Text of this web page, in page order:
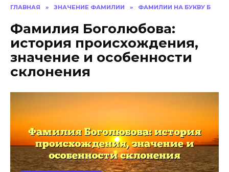
ГЛАВНАЯ » ЗНАЧЕНИЕ ФАМИЛИИ » ФАМИЛИИ НА БУКВУ Б
Фамилия Боголюбова:
история происхождения,
значение и особенности
склонения